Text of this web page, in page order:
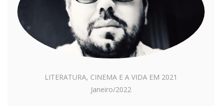
LITERATURA, CINEMA E A VIDA EM 2021
Janeiro/2022